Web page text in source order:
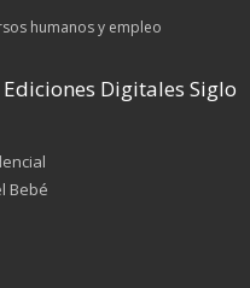
humanos y empleo
Digitales Siglo
Bebé